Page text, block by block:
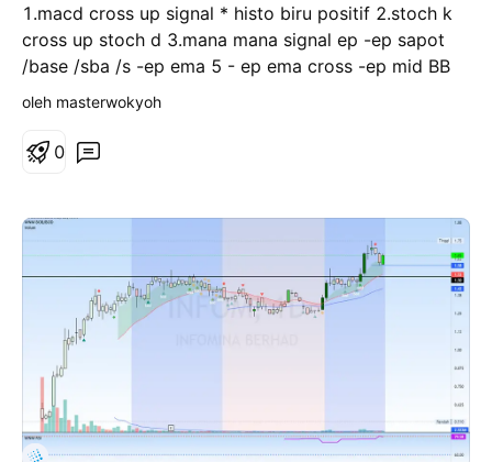
1.macd cross up signal * histo biru positif 2.stoch k
cross up stoch d 3.mana mana signal ep -ep sapot
/base /sba /s -ep ema 5 - ep ema cross -ep mid BB
ini hanyalah kajian pembelajaran sahaja tiada urusan
oleh masterwokyoh
0